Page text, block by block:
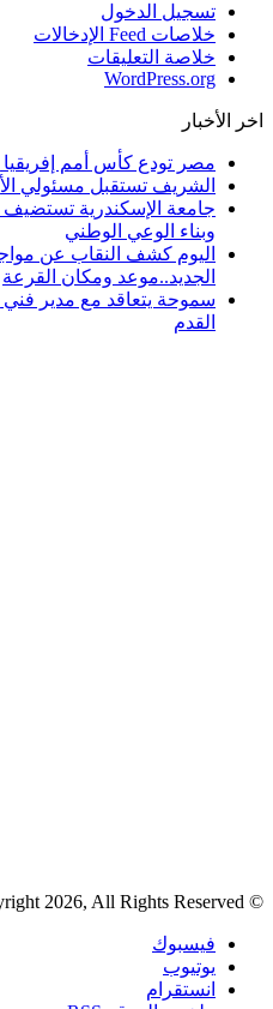
تسجيل الدخول
خلاصات Feed الإدخالات
خلاصة التعليقات
WordPress.org
اخر الأخبار
مصر تودع كأس أمم إفريقيا
الشريف تستقبل مسئولي
جامعة الإسكندرية تستضيف
وبناء الوعي الوطني
اليوم كشف النقاب عن
الجديد..موعد ومكان القرعة
سموحة يتعاقد مع مدير فني
القدم
© Copyright 2026, All Rights Reserved |
فيسبوك
يوتيوب
انستقرام